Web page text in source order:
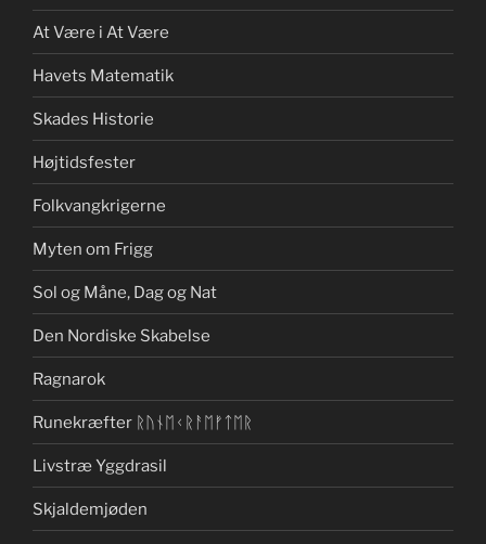
At Være i At Være
Havets Matematik
Skades Historie
Højtidsfester
Folkvangkrigerne
Myten om Frigg
Sol og Måne, Dag og Nat
Den Nordiske Skabelse
Ragnarok
Runekræfter ᚱᚢᚾᛖᚲᚱᚨᛖᚠᛏᛖᚱ
Livstræ Yggdrasil
Skjaldemjøden